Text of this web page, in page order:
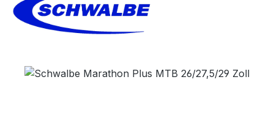
Bildergalerie überspringen